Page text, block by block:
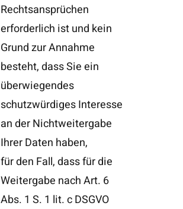
Rechtsansprüchen
erforderlich ist und kein
Grund zur Annahme
besteht, dass Sie ein
überwiegendes
schutzwürdiges Interesse
an der Nichtweitergabe
Ihrer Daten haben,
für den Fall, dass für die
Weitergabe nach Art. 6
Abs. 1 S. 1 lit. c DSGVO